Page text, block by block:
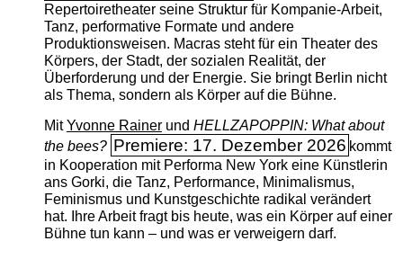
Repertoiretheater seine Struktur für Kompanie-Arbeit,
Tanz, performative Formate und andere
Produktionsweisen. Macras steht für ein Theater des
Körpers, der Stadt, der sozialen Realität, der
Überforderung und der Energie. Sie bringt Berlin nicht
als Thema, sondern als Körper auf die Bühne.
MitYvonne Rainerund HELLZAPOPPIN: What about
the bees? Premiere: 17. Dezember 2026 kommt
in Kooperation mit Performa New York eine Künstlerin
ans Gorki, die Tanz, Performance, Minimalismus,
Feminismus und Kunstgeschichte radikal verändert
hat. Ihre Arbeit fragt bis heute, was ein Körper auf einer
Bühne tun kann – und was er verweigern darf.